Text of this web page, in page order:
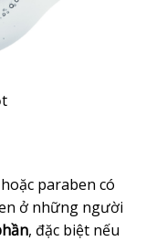
paraben có
ở những người
, đặc biệt nếu